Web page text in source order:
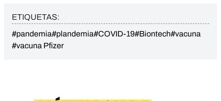
ETIQUETAS:
#pandemia#plandemia#COVID-19#Biontech#vacuna
#vacuna Pfizer